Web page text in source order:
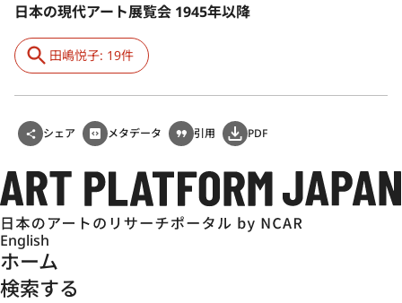
日本の現代アート展覧会 1945年以降
田嶋悦子: 19件
シェア メタデータ 引用 PDF
English
ホーム
検索する